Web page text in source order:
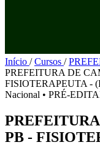
Início / Cursos /
PREFEITURA DE
FISIOTERAPEUTA -
Nacional • PRÉ-
PB -